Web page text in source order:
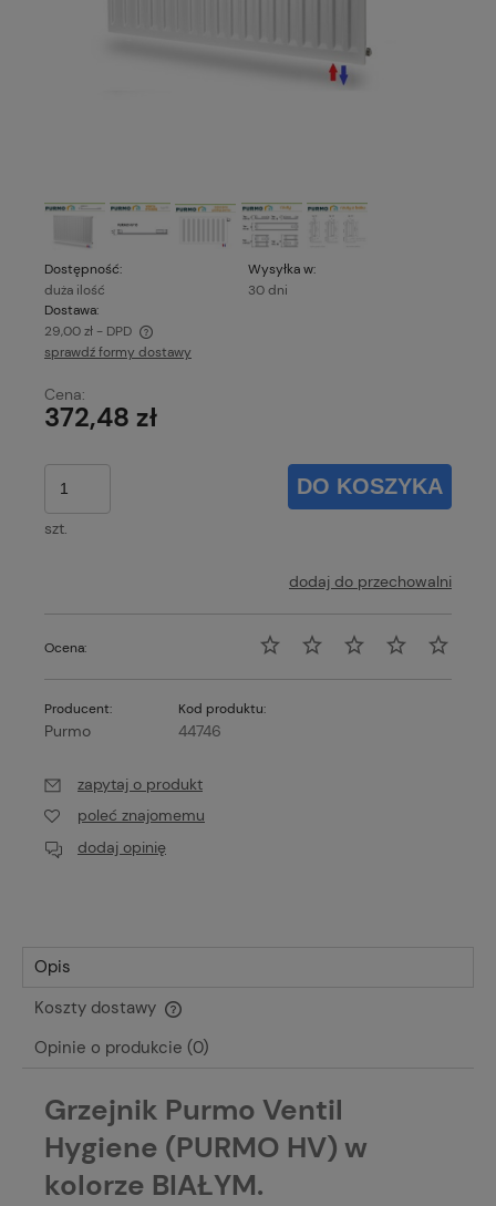
Dostępność:
duża ilość
Wysyłka w:
30 dni
Dostawa:
29,00 zł - DPD
Cena nie zawiera ewentualnych kosztów płatności
sprawdź formy dostawy
Cena:
372,48 zł
szt.
DO KOSZYKA
dodaj do przechowalni
Ocena:
Producent:
Purmo
Kod produktu:
44746
zapytaj o produkt
poleć znajomemu
dodaj opinię
Opis
Koszty dostawy
Cena nie zawiera ewentualnych kosztów płatności
Opinie o produkcie (0)
Grzejnik Purmo Ventil
Hygiene (PURMO HV) w
kolorze BIAŁYM.